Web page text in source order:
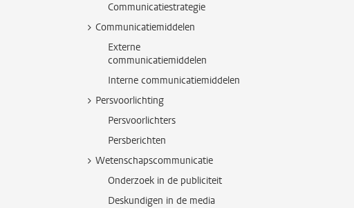
Communicatiestrategie
Communicatiemiddelen
Externe
communicatiemiddelen
Interne communicatiemiddelen
Persvoorlichting
Persvoorlichters
Persberichten
Wetenschapscommunicatie
Onderzoek in de publiciteit
Deskundigen in de media